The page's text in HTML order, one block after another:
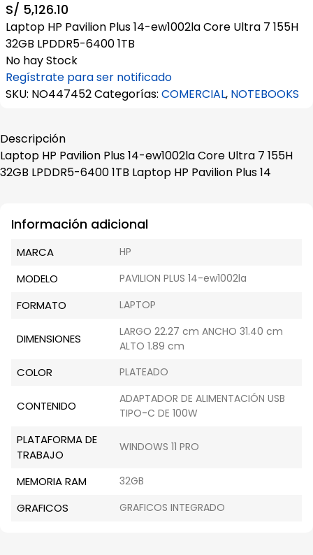
S/ 5,126.10
Laptop HP Pavilion Plus 14-ew1002la Core Ultra 7 155H
32GB LPDDR5-6400 1TB
No hay Stock
Regístrate para ser notificado
SKU: NO447452Categorías: COMERCIAL, NOTEBOOKS
Descripción
Laptop HP Pavilion Plus 14-ew1002la Core Ultra 7 155H
32GB LPDDR5-6400 1TB Laptop HP Pavilion Plus 14
Información adicional
MARCA HP
MODELO PAVILION PLUS 14-ew1002la
FORMATO LAPTOP
DIMENSIONES
LARGO 22.27 cm ANCHO 31.40 cm
ALTO 1.89 cm
COLOR PLATEADO
CONTENIDO
ADAPTADOR DE ALIMENTACIÓN USB
TIPO-C DE 100W
PLATAFORMA DE
TRABAJO
WINDOWS 11 PRO
MEMORIA RAM 32GB
GRAFICOS GRAFICOS INTEGRADO